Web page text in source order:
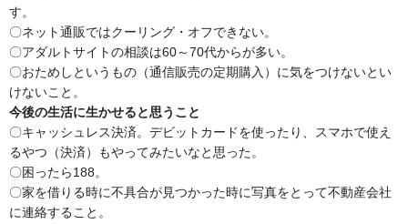
す。
〇ネット通販ではクーリング・オフできない。
〇アダルトサイトの相談は60～70代からが多い。
〇おためしというもの（通信販売の定期購入）に気をつけないとい
けないこと。
今後の生活に生かせると思うこと
〇キャッシュレス決済。デビットカードを使ったり、スマホで使え
るやつ（決済）もやってみたいなと思った。
〇困ったら188。
〇家を借りる時に不具合が見つかった時に写真をとって不動産会社
に連絡すること。